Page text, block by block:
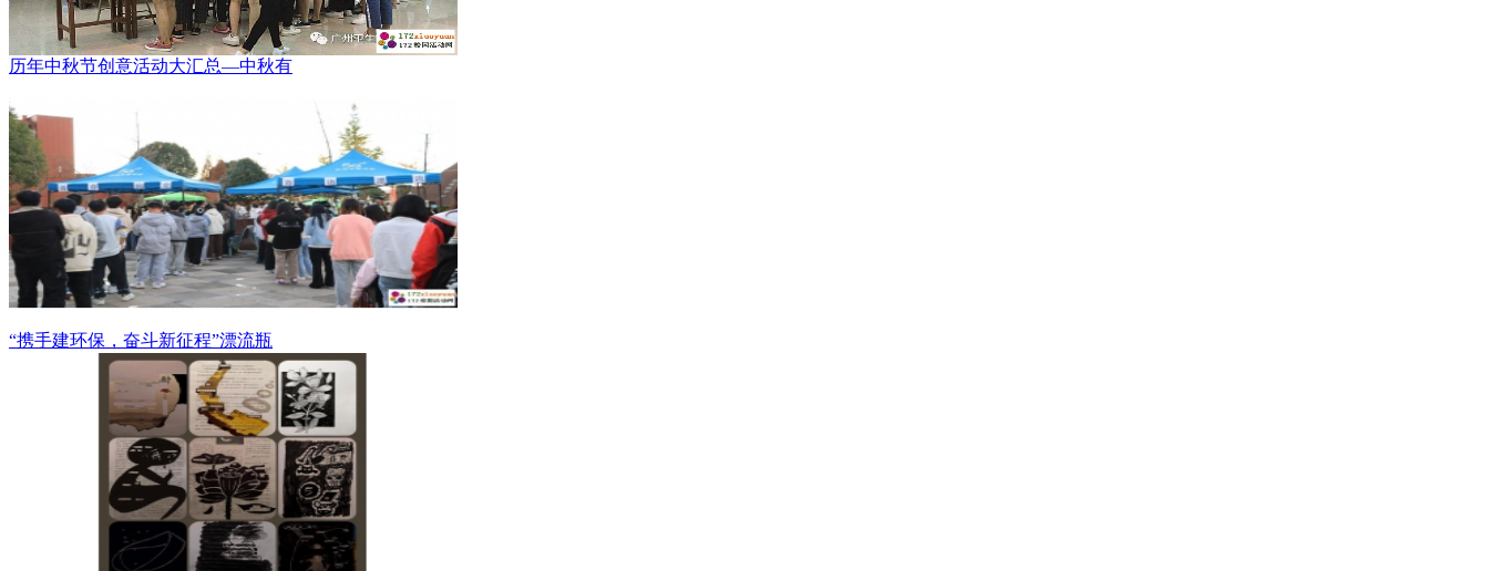
历年中秋节创意活动大汇总—中秋有
“携手建环保，奋斗新征程”漂流瓶